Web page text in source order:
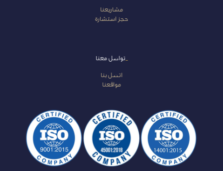
مشاريعنا
حجز استشارة
_تواصل معنا
اتصل بنا
مواقعنا